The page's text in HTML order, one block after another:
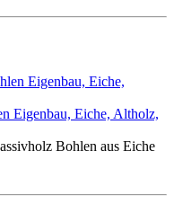
Eigenbau, Eiche, Altholz,
Bohlen aus Eiche